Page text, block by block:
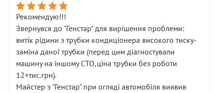
Рекомендую!!!
Звернувся до "Генстар" для вирішення проблеми:
витік рідини з трубки кондиціонера високого тиску-
заміна даної трубки (перед цим діагностували
машину на іншому СТО,ціна трубки без роботи
12+тис.грн).
Майстер з "Генстар" при огляді автомобіля виявив